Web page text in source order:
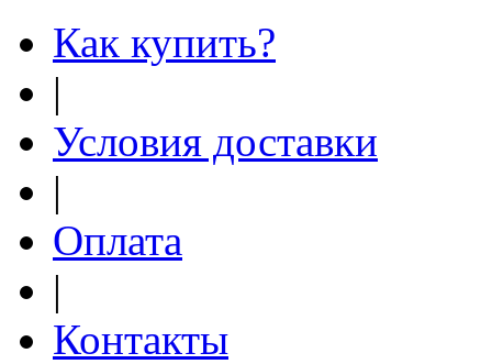
Как купить?
|
Условия доставки
|
Оплата
|
Контакты